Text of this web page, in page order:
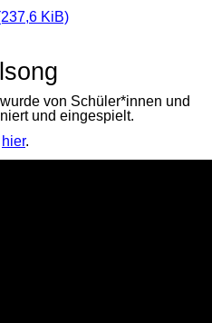
KiB)
von Schüler*innen und
und eingespielt.
hier.